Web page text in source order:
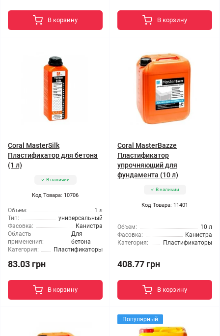
В корзину В корзину
Coral MasterSilk
Пластификатор для бетона
(1 л)
В наличии
Код Товара: 10706
Объем:
1 л
Тип:
универсальный
Фасовка:
Канистра
Область
применения:
Для
бетона
Категория:
Пластификаторы
83.03 грн
В корзину
Coral MasterBazze
Пластификатор
упрочняющий для
фундамента (10 л)
В наличии
Код Товара: 11401
Объем:
10 л
Фасовка:
Канистра
Категория:
Пластификаторы
408.77 грн
В корзину
Популярный